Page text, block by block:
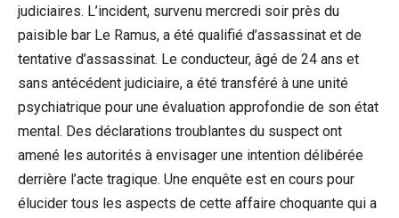
judiciaires. L’incident, survenu mercredi soir près du
paisible bar Le Ramus, a été qualifié d’assassinat et de
tentative d’assassinat. Le conducteur, âgé de 24 ans et
sans antécédent judiciaire, a été transféré à une unité
psychiatrique pour une évaluation approfondie de son état
mental. Des déclarations troublantes du suspect ont
amené les autorités à envisager une intention délibérée
derrière l’acte tragique. Une enquête est en cours pour
élucider tous les aspects de cette affaire choquante qui a